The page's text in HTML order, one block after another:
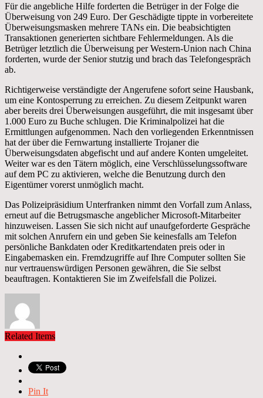
Für die angebliche Hilfe forderten die Betrüger in der Folge die
Überweisung von 249 Euro. Der Geschädigte tippte in vorbereitete
Überweisungsmasken mehrere TANs ein. Die beabsichtigten
Transaktionen generierten sichtbare Fehlermeldungen. Als die
Betrüger letztlich die Überweisung per Western-Union nach China
forderten, wurde der Senior stutzig und brach das Telefongespräch
ab.
Richtigerweise verständigte der Angerufene sofort seine Hausbank,
um eine Kontosperrung zu erreichen. Zu diesem Zeitpunkt waren
aber bereits drei Überweisungen ausgeführt, die mit insgesamt über
1.000 Euro zu Buche schlugen. Die Kriminalpolizei hat die
Ermittlungen aufgenommen. Nach den vorliegenden Erkenntnissen
hat der über die Fernwartung installierte Trojaner die
Überweisungsdaten abgefischt und auf andere Konten umgeleitet.
Weiter war es den Tätern möglich, eine Verschlüsselungssoftware
auf dem PC zu aktivieren, welche die Benutzung durch den
Eigentümer vorerst unmöglich macht.
Das Polizeipräsidium Unterfranken nimmt den Vorfall zum Anlass,
erneut auf die Betrugsmasche angeblicher Microsoft-Mitarbeiter
hinzuweisen. Lassen Sie sich nicht auf unaufgeforderte Gespräche
mit solchen Anrufern ein und geben Sie keinesfalls am Telefon
persönliche Bankdaten oder Kreditkartendaten preis oder in
Eingabemasken ein. Fremdzugriffe auf Ihre Computer sollten Sie
nur vertrauenswürdigen Personen gewähren, die Sie selbst
beauftragen. Kontaktieren Sie im Zweifelsfall die Polizei.
Related Items
Pin It